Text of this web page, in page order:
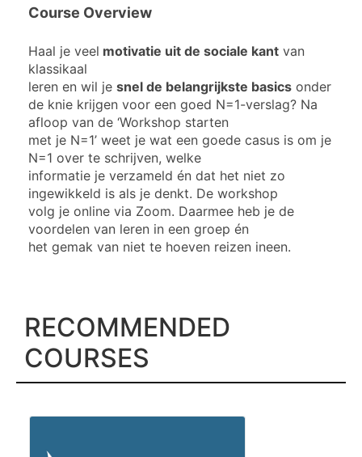
Course Overview
Haal je veel motivatie uit de sociale kant van
klassikaal
leren en wil je snel de belangrijkste basics onder
de knie krijgen voor een goed N=1-verslag? Na
afloop van de ‘Workshop starten
met je N=1’ weet je wat een goede casus is om je
N=1 over te schrijven, welke
informatie je verzameld én dat het niet zo
ingewikkeld is als je denkt. De workshop
volg je online via Zoom. Daarmee heb je de
voordelen van leren in een groep én
het gemak van niet te hoeven reizen ineen.
RECOMMENDED
COURSES